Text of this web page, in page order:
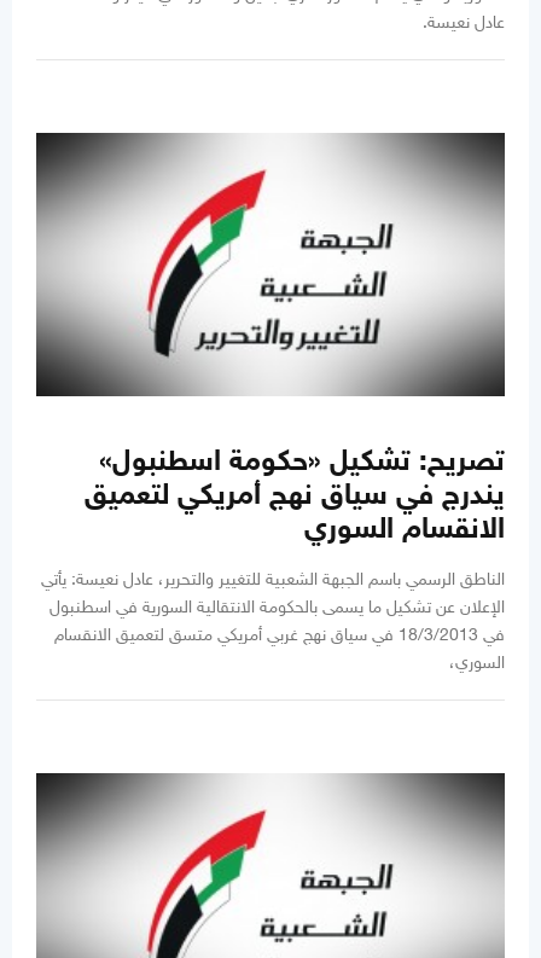
عادل نعيسة.
تصريح: تشكيل «حكومة اسطنبول»
يندرج في سياق نهج أمريكي لتعميق
الانقسام السوري
الناطق الرسمي باسم الجبهة الشعبية للتغيير والتحرير، عادل نعيسة: يأتي
الإعلان عن تشكيل ما يسمى بالحكومة الانتقالية السورية في اسطنبول
في 18/3/2013 في سياق نهج غربي أمريكي متسق لتعميق الانقسام
السوري،